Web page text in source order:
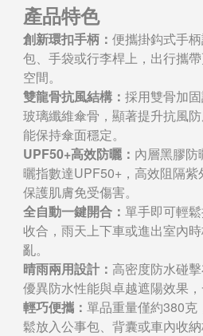
產品特色
創新環扣手柄： 便攜掛鈎式手
包、手袋或行李桿上，出行攜
空間。
雙龍骨抗風結構： 採用雙骨加
玻璃纖維傘骨，顯著提升抗風
能保持傘面穩定。
UPF50+高效防曬： 內層黑膠
曬指數達UPF50+，高效阻隔紫
保護肌膚免受傷害。
全自動一鍵開合： 單手即可輕
收合，雨天上下車或進出室內
亂。
晴雨兩用設計： 高密度防水碰
優異防水性能與卓越遮陽效果，
輕巧便攜： 單品重量僅約380克
鬆放入公事包、背囊或車內收納